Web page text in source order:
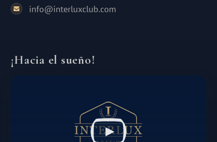
info@interluxclub.com
¡Hacia el sueño!